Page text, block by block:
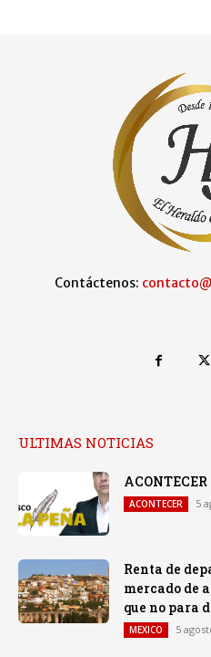
Contáctenos:
ULTIMAS NOTICIAS
ACONTECER
ACONTECER 5
Renta de
mercado de
que no para
MEXICO 5